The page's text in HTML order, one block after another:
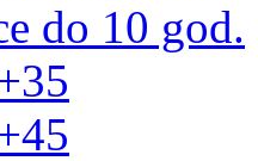
do 10 god.